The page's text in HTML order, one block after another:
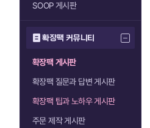
SOOP 게시판
확장팩 커뮤니티
확장팩 게시판
확장팩 질문과 답변 게시판
확장팩 팁과 노하우 게시판
주문 제작 게시판